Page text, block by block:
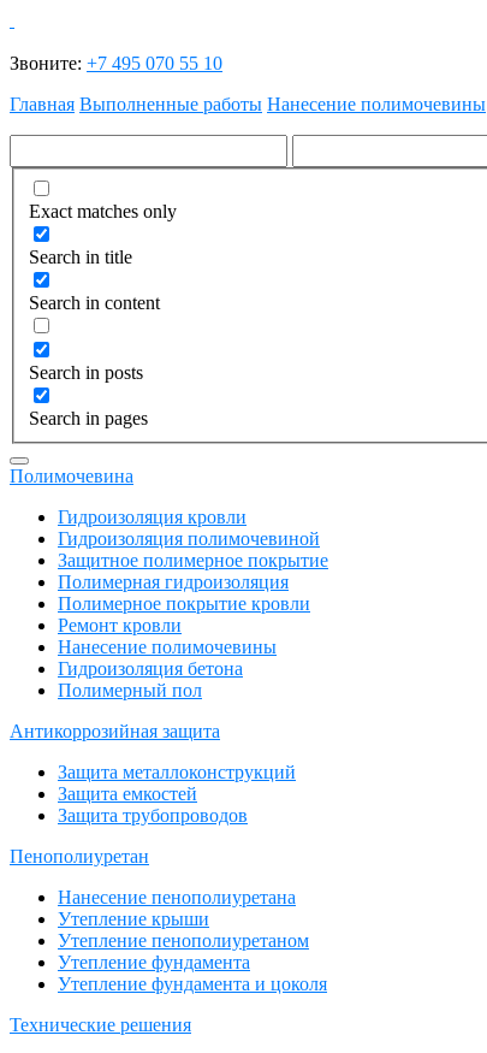
Звоните: +7 495 070 55 10
Главная Выполненные работы Нанесение полимочевины
Exact matches only
Search in title
Search in content
Search in posts
Search in pages
Полимочевина
Гидроизоляция кровли
Гидроизоляция полимочевиной
Защитное полимерное покрытие
Полимерная гидроизоляция
Полимерное покрытие кровли
Ремонт кровли
Нанесение полимочевины
Гидроизоляция бетона
Полимерный пол
Антикоррозийная защита
Защита металлоконструкций
Защита емкостей
Защита трубопроводов
Пенополиуретан
Нанесение пенополиуретана
Утепление крыши
Утепление пенополиуретаном
Утепление фундамента
Утепление фундамента и цоколя
Технические решения